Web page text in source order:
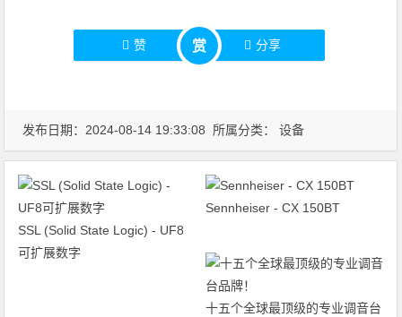
赞 赏 分享
发布日期：2024-08-14 19:33:08 所属分类：设备
SSL (Solid State Logic) - UF8
可扩展数字
Sennheiser - CX 150BT
十五个全球最顶级的专业调音台